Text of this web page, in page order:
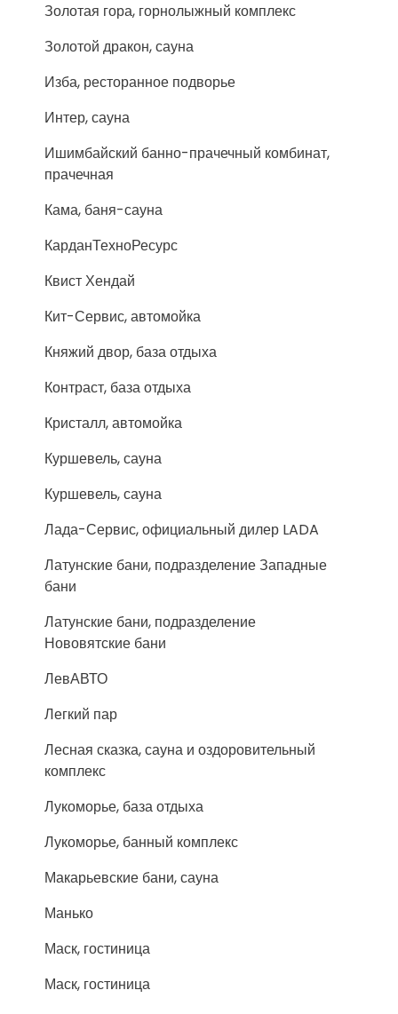
Золотая гора, горнолыжный комплекс
Золотой дракон, сауна
Изба, ресторанное подворье
Интер, сауна
Ишимбайский банно-прачечный комбинат,
прачечная
Кама, баня-сауна
КарданТехноРесурс
Квист Хендай
Кит-Сервис, автомойка
Княжий двор, база отдыха
Контраст, база отдыха
Кристалл, автомойка
Куршевель, сауна
Куршевель, сауна
Лада-Сервис, официальный дилер LADA
Латунские бани, подразделение Западные
бани
Латунские бани, подразделение
Нововятские бани
ЛевАВТО
Легкий пар
Лесная сказка, сауна и оздоровительный
комплекс
Лукоморье, база отдыха
Лукоморье, банный комплекс
Макарьевские бани, сауна
Манько
Маск, гостиница
Маск, гостиница